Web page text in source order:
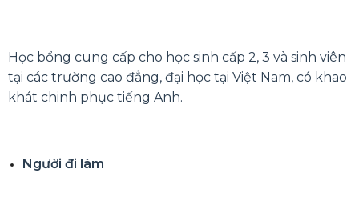
Học bổng cung cấp cho học sinh cấp 2, 3 và sinh viên
tại các trường cao đẳng, đại học tại Việt Nam, có khao
khát chinh phục tiếng Anh.
Người đi làm